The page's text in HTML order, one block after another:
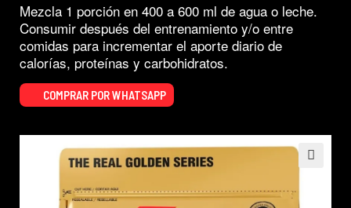
Mezcla 1 porción en 400 a 600 ml de agua o leche.
Consumir después del entrenamiento y/o entre
comidas para incrementar el aporte diario de
calorías, proteínas y carbohidratos.
COMPRAR POR WHATSAPP